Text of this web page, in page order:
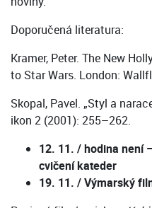
Doporučená literatura:
Kramer, Peter. The New
to Star Wars. London:
Skopal, Pavel. „Styl a
ikon 2 (2001): 255–262.
12. 11. / hodina není
cvičení kateder
19. 11. / Výmarský